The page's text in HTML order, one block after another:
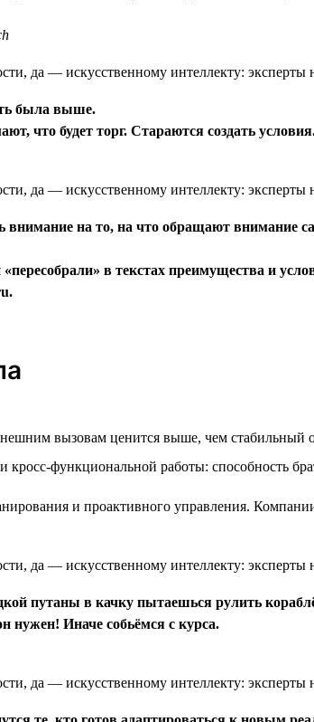
была выше.
что будет торг. Стараются создать
на то, на что обращают внимание
в текстах преимущества и
вызовам ценится выше, чем стабильный
функциональной работы: способность
и проактивного управления.
путаны в качку пытаешься рулить
нужен! Иначе собьёмся с курса.